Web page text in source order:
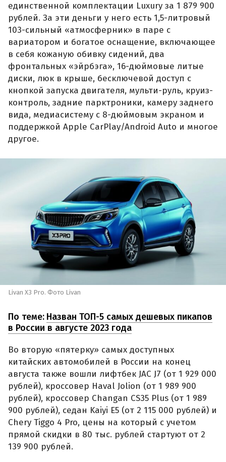
единственной комплектации Luxury за 1 879 900
рублей. За эти деньги у него есть 1,5-литровый
103-сильный «атмосферник» в паре с
вариатором и богатое оснащение, включающее
в себя кожаную обивку сидений, два
фронтальных «эйрбэга», 16-дюймовые литые
диски, люк в крыше, бесключевой доступ с
кнопкой запуска двигателя, мульти-руль, круиз-
контроль, задние парктроники, камеру заднего
вида, медиасистему с 8-дюймовым экраном и
поддержкой Apple CarPlay/Android Auto и многое
другое.
Livan X3 Pro. Фото Livan
По теме: Назван ТОП-5 самых дешевых пикапов
в России в августе 2023 года
Во вторую «пятерку» самых доступных
китайских автомобилей в России на конец
августа также вошли лифтбек JAC J7 (от 1 929 000
рублей), кроссовер Haval Jolion (от 1 989 900
рублей), кроссовер Changan CS35 Plus (от 1 989
900 рублей), седан Kaiyi E5 (от 2 115 000 рублей) и
Chery Tiggo 4 Pro, цены на который с учетом
прямой скидки в 80 тыс. рублей стартуют от 2
139 900 рублей.